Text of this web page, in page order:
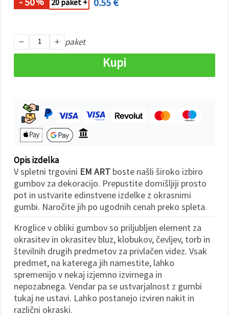
Nastavitve
20 paket +
paket
Kupi
Opis izdelka
V spletni trgovini EM ART boste našli široko izbiro
gumbov za dekoracijo. Prepustite domišljiji prosto
pot in ustvarite edinstvene izdelke z okrasnimi
gumbi. Naročite jih po ugodnih cenah preko spleta.
Kroglice v obliki gumbov so priljubljen element za
okrasitev in okrasitev bluz, klobukov, čevljev, torb in
številnih drugih predmetov za privlačen videz. Vsak
predmet, na katerega jih namestite, lahko
spremenijo v nekaj izjemno izvirnega in
nepozabnega. Vendar pa se ustvarjalnost z gumbi
tukaj ne ustavi. Lahko postanejo izviren nakit in
različni okraski.